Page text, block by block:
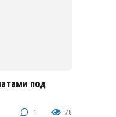
под
1 78